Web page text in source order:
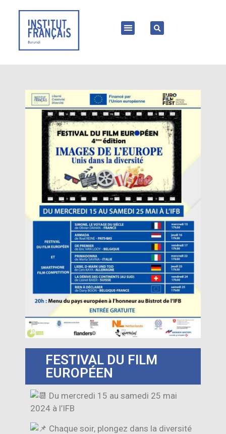
FESTIVAL DU FILM
EUROPÉEN
Du mercredi 15 au samedi 25 mai
2024 à l’IFB
Chaque soir, plongez dans la diversité